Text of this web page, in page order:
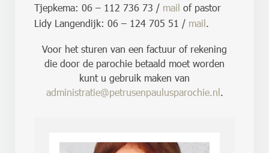
Tjepkema: 06 – 112 736 73 / mail of pastor
Lidy Langendijk: 06 – 124 705 51 / mail .
Voor het sturen van een factuur of rekening
die door de parochie betaald moet worden
kunt u gebruik maken van
administratie@petrusenpaulusparochie.nl